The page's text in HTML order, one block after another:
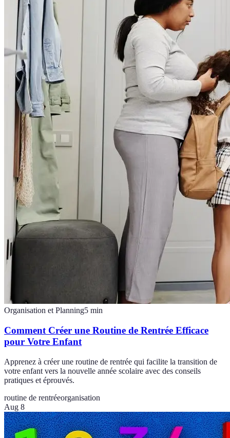
Organisation et Planning5 min
Comment Créer une Routine de Rentrée Efficace
pour Votre Enfant
Apprenez à créer une routine de rentrée qui facilite la transition de
votre enfant vers la nouvelle année scolaire avec des conseils
pratiques et éprouvés.
routine de rentréeorganisation
Aug 8